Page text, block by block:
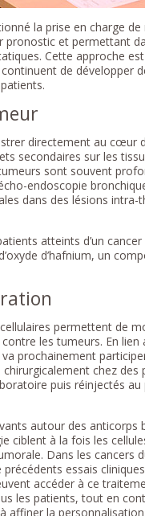
la prise en charge
et permettant
Cette approche
de développer
directement au cœur
sur les
sont souvent
endoscopie
dans des lésions intra-
atteints d’un
d’hafnium, un
permettent de
les tumeurs. En lien
prochainement
chez des
puis réinjectés
autour des anticorps
ciblent à la fois les
Dans les cancers
essais
accéder à ce
les patients, tout en
affiner la